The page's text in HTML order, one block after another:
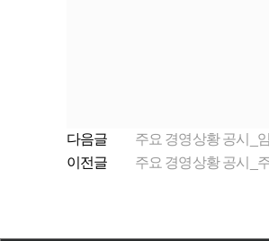
다음글
주요 경영상황 공시_
이전글
주요 경영상황 공시_